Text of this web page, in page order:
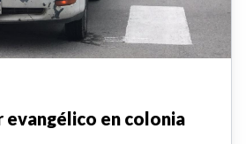
evangélico en colonia